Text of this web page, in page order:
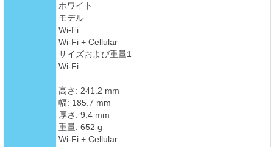
ホワイト
モデル
Wi-Fi
Wi-Fi + Cellular
サイズおよび重量1
Wi-Fi
高さ: 241.2 mm
幅: 185.7 mm
厚さ: 9.4 mm
重量: 652 g
Wi-Fi + Cellular